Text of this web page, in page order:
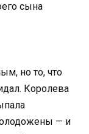
сына
но то, что
Королева
— и